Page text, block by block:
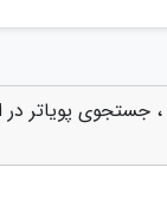
جستجوی پویاتر